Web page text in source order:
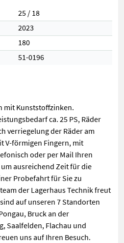
25 / 18
2023
180
51-0196
mit Kunststoffzinken.
ca. 25 PS, Räder
verriegelung der Räder am
V-förmigen Fingern, mit
oder per Mail Ihren
ausreichend Zeit für die
Probefahrt für Sie zu
der Lagerhaus Technik freut
auf unseren 7 Standorten
Bruck an der
Saalfelden, Flachau und
uns auf Ihren Besuch.